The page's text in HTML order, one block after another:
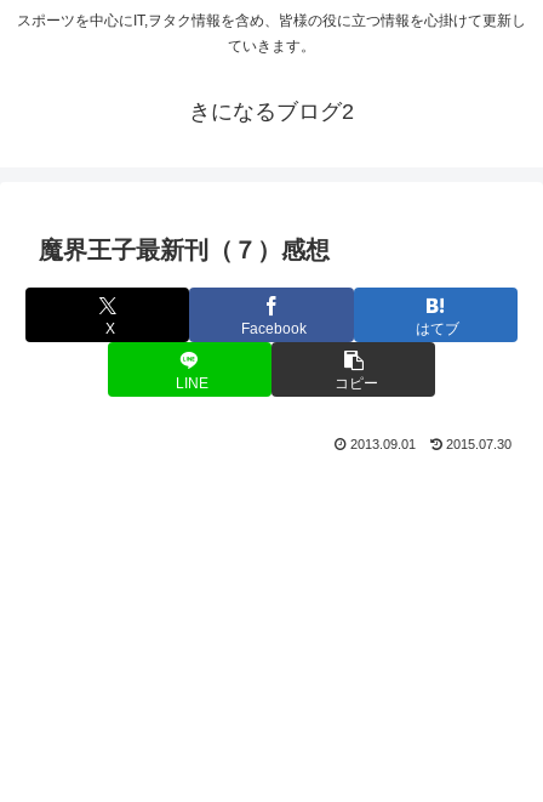
スポーツを中心にIT,ヲタク情報を含め、皆様の役に立つ情報を心掛けて更新し
ていきます。
きになるブログ2
魔界王子最新刊（７）感想
X Facebook はてブ
LINE コピー
2013.09.01 2015.07.30